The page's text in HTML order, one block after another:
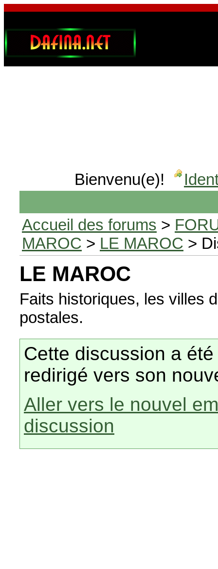
Bienvenu(e)!
Accueil des forums >
MAROC > LE MAROC >
LE MAROC
Faits historiques, les villes
postales.
Cette discussion a
redirigé vers son
Aller vers le nouvel
discussion